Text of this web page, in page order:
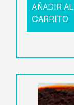
AÑADIR AL
CARRITO